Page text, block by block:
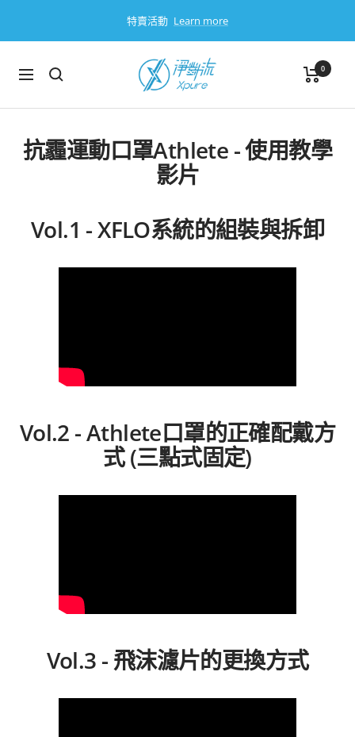
特賣活動 Learn more
導
淨
對
0
抗霾運動口罩Athlete - 使用教學
影片
Vol.1 - XFLO系統的組裝與拆卸
Vol.2 - Athlete口罩的正確配戴方
式 (三點式固定)
Vol.3 - 飛沫濾片的更換方式